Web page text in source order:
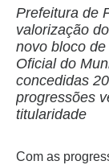
Prefeitura de
valorização
novo bloco
Oficial do
concedidas
progressões
titularidade
Com as